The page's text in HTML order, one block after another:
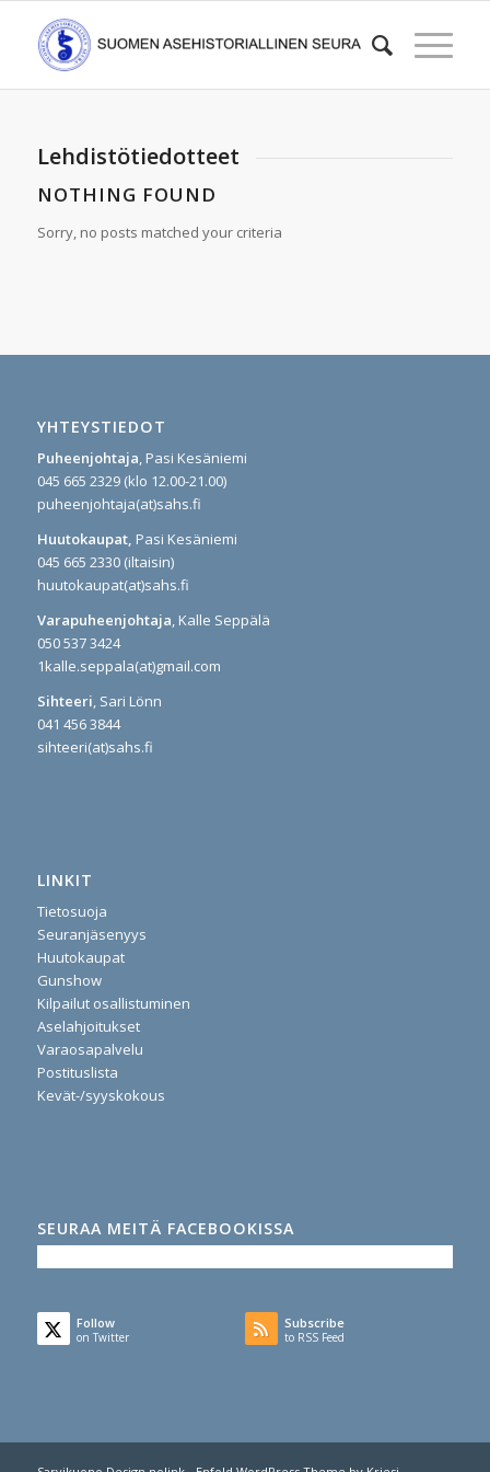
Lehdistötiedotteet
NOTHING FOUND
Sorry, no posts matched your criteria
YHTEYSTIEDOT
Puheenjohtaja, Pasi Kesäniemi
045 665 2329 (klo 12.00-21.00)
puheenjohtaja(at)sahs.fi
Huutokaupat, Pasi Kesäniemi
045 665 2330 (iltaisin)
huutokaupat(at)sahs.fi
Varapuheenjohtaja, Kalle Seppälä
050 537 3424
1kalle.seppala(at)gmail.com
Sihteeri, Sari Lönn
041 456 3844
sihteeri(at)sahs.fi
LINKIT
Tietosuoja
Seuranjäsenyys
Huutokaupat
Gunshow
Kilpailut osallistuminen
Aselahjoitukset
Varaosapalvelu
Postituslista
Kevät-/syyskokous
SEURAA MEITÄ FACEBOOKISSA
Follow
on Twitter
Subscribe
to RSS Feed